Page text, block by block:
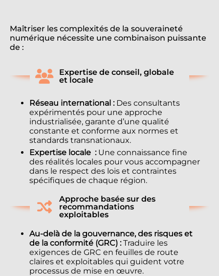
Maîtriser les complexités de la souveraineté
numérique nécessite une combinaison puissante
de :
Expertise de conseil, globale
et locale
Réseau international : Des consultants
expérimentés pour une approche
industrialisée, garante d’une qualité
constante et conforme aux normes et
standards transnationaux.
Expertise locale : Une connaissance fine
des réalités locales pour vous accompagner
dans le respect des lois et contraintes
spécifiques de chaque région.
Approche basée sur des
recommandations
exploitables
Au-delà de la gouvernance, des risques et
de la conformité (GRC) :Traduire les
exigences de GRC en feuilles de route
claires et exploitables qui guident votre
processus de mise en œuvre.